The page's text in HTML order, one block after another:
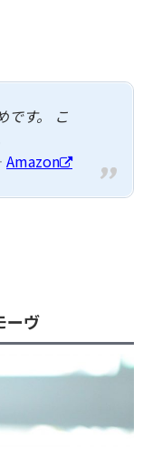
です。 こ
Amazon
ーヴ